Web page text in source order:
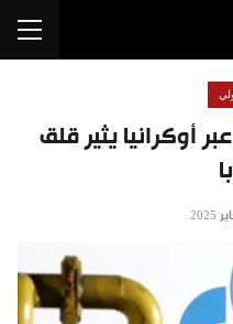
أوكرانيا يثير قلق